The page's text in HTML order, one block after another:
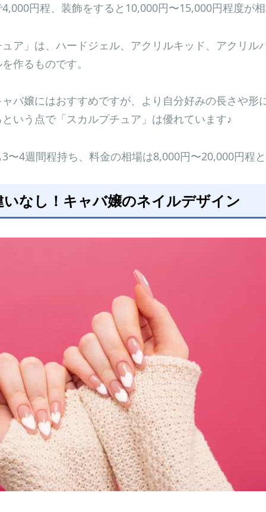
円程、装飾をすると10,000円〜15,000円程度が
ア」は、ハードジェル、アクリルキッド、アクリル
作るものです。
バ嬢にはおすすめですが、より自分好みの長さや形
いう点で「スカルプチュア」は優れています♪
〜4週間程持ち、料金の相場は8,000円〜20,000円程
なし！キャバ嬢のネイルデザイン